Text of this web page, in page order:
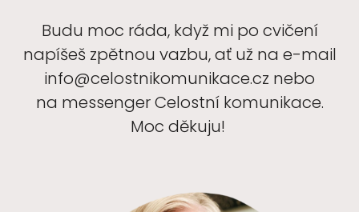
Budu moc ráda, když mi po cvičení
napíšeš zpětnou vazbu, ať už na e-mail
info@celostnikomunikace.cz nebo
na messenger Celostní komunikace.
Moc děkuju!